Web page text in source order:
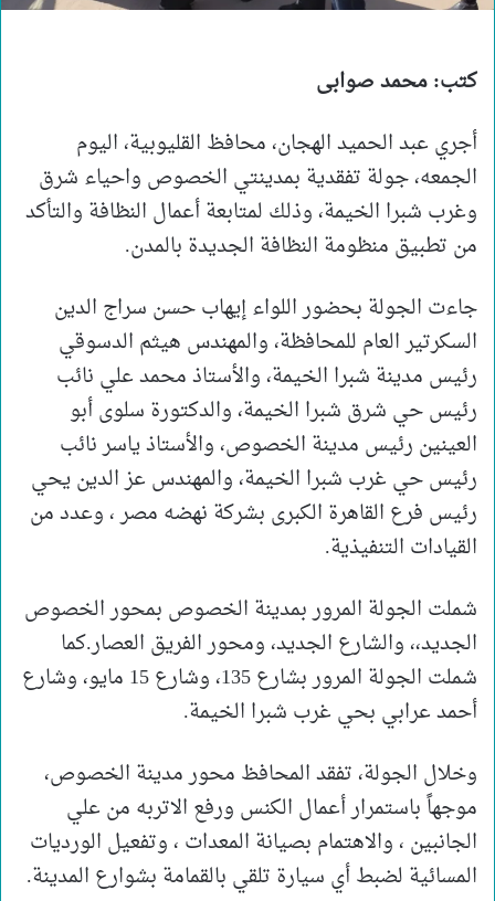
كتب: محمد صوابى
أجري عبد الحميد الهجان، محافظ القليوبية، اليوم
الجمعه، جولة تفقدية بمدينتي الخصوص واحياء شرق
وغرب شبرا الخيمة، وذلك لمتابعة أعمال النظافة والتأكد
من تطبيق منظومة النظافة الجديدة بالمدن.
جاءت الجولة بحضور اللواء إيهاب حسن سراج الدين
السكرتير العام للمحافظة، والمهندس هيثم الدسوقي
رئيس مدينة شبرا الخيمة، والأستاذ محمد علي نائب
رئيس حي شرق شبرا الخيمة، والدكتورة سلوى أبو
العينين رئيس مدينة الخصوص، والأستاذ ياسر نائب
رئيس حي غرب شبرا الخيمة، والمهندس عز الدين يحي
رئيس فرع القاهرة الكبرى بشركة نهضه مصر ، وعدد من
القيادات التنفيذية.
شملت الجولة المرور بمدينة الخصوص بمحور الخصوص
الجديد،، والشارع الجديد، ومحور الفريق العصار.كما
شملت الجولة المرور بشارع 135، وشارع 15 مايو، وشارع
أحمد عرابي بحي غرب شبرا الخيمة.
وخلال الجولة، تفقد المحافظ محور مدينة الخصوص،
موجهاً باستمرار أعمال الكنس ورفع الاتربه من علي
الجانبين ، والاهتمام بصيانة المعدات ، وتفعيل الورديات
المسائية لضبط أي سيارة تلقي بالقمامة بشوارع المدينة.